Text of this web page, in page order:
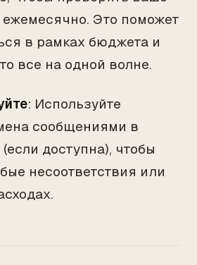
Это поможет
в рамках бюджета и
все на одной волне.
: Используйте
сообщениями в
доступна), чтобы
несоответствия или